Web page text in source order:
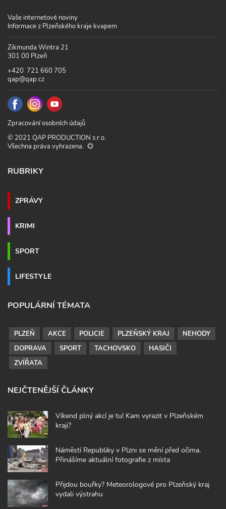
Vaše internetové noviny
Informace z Plzeňského kraje kvapem
Zikmunda Wintra 21
301 00 Plzeň
+420 721 660 705
qap@qap.cz
Zpracování osobních údajů
© 2021 QAP PRODUCTION s.r.o.
Všechna práva vyhrazena.
RUBRIKY
ZPRÁVY
KRIMI
SPORT
LIFESTYLE
POPULÁRNÍ TÉMATA
PLZEŇ AKCE POLICIE PLZEŇSKÝ KRAJ
NEHODY
DOPRAVA
SPORT TACHOVSKO
HASIČI
ZVÍŘATA
NEJČTENĚJŠÍ ČLÁNKY
Víkend plný akcí je tu! Kam vyrazit v Plzeňském
kraji?
Náměstí Republiky v Plzni se mění před očima.
Přinášíme aktuální fotografie z místa
Přijdou bouřky? Meteorologové pro Plzeňský kraj
vydali výstrahu